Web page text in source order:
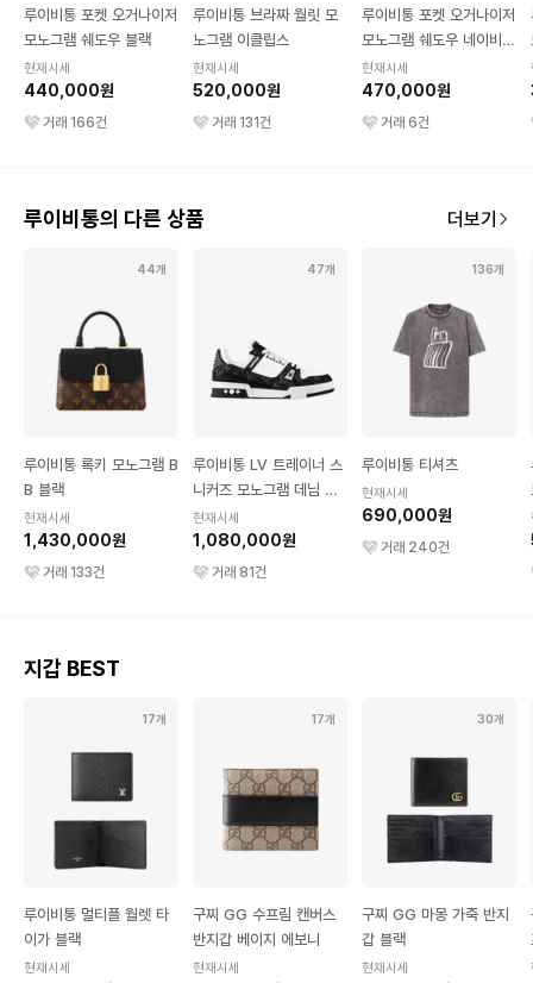
루이비통 포켓 오거나이저
모노그램 쉐도우 블랙
현재시세
440,000원
거래 166건
루이비통 브라짜 월릿 모
노그램 이클립스
현재시세
520,000원
거래 131건
루이비통 포켓 오거나이저
모노그램 쉐도우 네이비
리버 블루
현재시세
470,000원
거래 6건
루이비통의 다른 상품 더보기
44개
루이비통 록키 모노그램 B
B 블랙
현재시세
1,430,000원
거래 133건
47개
루이비통 LV 트레이너 스
니커즈 모노그램 데님 블
랙
현재시세
1,080,000원
거래 81건
136개
루이비통 티셔츠
현재시세
690,000원
거래 240건
지갑 BEST
17개
루이비통 멀티플 월렛 타
이가 블랙
현재시세
17개
구찌 GG 수프림 캔버스
반지갑 베이지 에보니
현재시세
30개
구찌 GG 마몽 가죽 반지
갑 블랙
현재시세